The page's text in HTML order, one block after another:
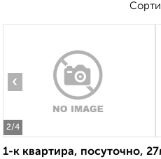
2/4
‹
1-к квартира, посуточно,